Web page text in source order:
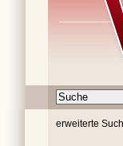
erweiterte